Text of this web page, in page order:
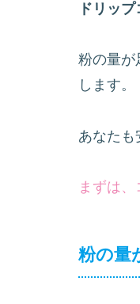
粉の量が